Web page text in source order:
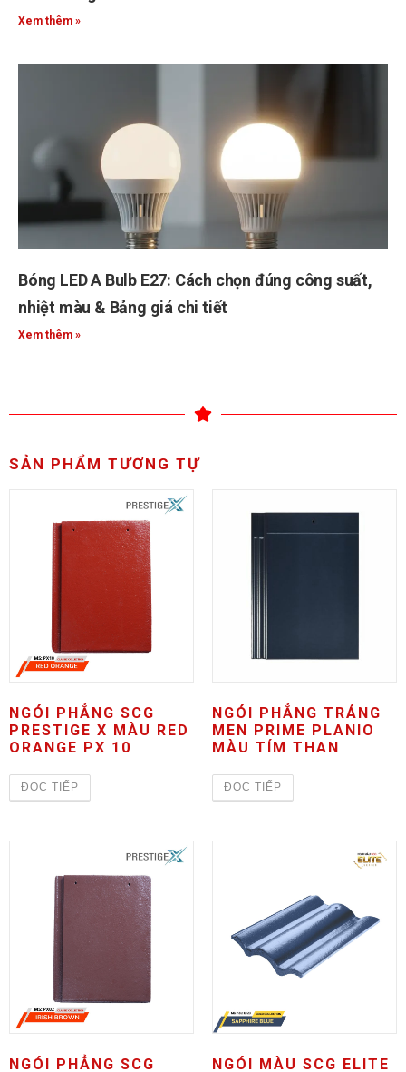
Xem thêm »
Bóng LED A Bulb E27: Cách chọn đúng công suất,
nhiệt màu & Bảng giá chi tiết
Xem thêm »
SẢN PHẨM TƯƠNG TỰ
NGÓI PHẲNG SCG
PRESTIGE X MÀU RED
ORANGE PX 10
ĐỌC TIẾP
NGÓI PHẲNG TRÁNG
MEN PRIME PLANIO
MÀU TÍM THAN
ĐỌC TIẾP
NGÓI PHẲNG SCG
NGÓI MÀU SCG ELITE